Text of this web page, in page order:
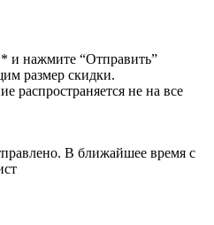
* и нажмите “Отправить”
размер скидки.
не на все
В ближайшее время с